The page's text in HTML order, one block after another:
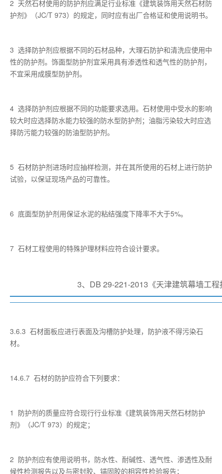
2 天然石材使用的防护剂应满足行业标准《建筑装饰用天然石材防
护剂》（JC/T 973）的规定，同时应有出厂合格证和使用说明书。
3 选择防护剂应根据不同的石材品种，大理石防护和清洗应使用中
性的防护剂。饰面型防护剂宜采用具有渗透性和透气性的防护剂，
不宜采用成膜型防护剂。
4 选择防护剂应根据不同的功能要求选用。石材使用中受水的影响
较大时应选择防水能力较强的防水型防护剂；油脂污染较大时应选
择防污能力较强的防油型防护剂。
5 石材防护剂进场时应抽样检测，并在其所使用的石材上进行防护
试验，以保证现场产品的可靠性。
6 底面型防护剂用保证水泥的粘结强度下降率不大于5%。
7 石材工程使用的特殊护理材料应符合设计要求。
3、DB 29-221-2013《天津建筑幕墙工
3.6.3 石材面板应进行表面及沟槽防护处理，防护液不得污染石
材。
14.6.7 石材的防护应符合下列要求：
1 防护剂的质量应符合现行行业标准《建筑装饰用天然石材防护
剂》（JC/T 973）的规定；
2 防护剂应有使用说明书，防水性、耐碱性、透气性、渗透性及耐
候性检测报告以及与密封胶、锚固胶的相容性检验报告；